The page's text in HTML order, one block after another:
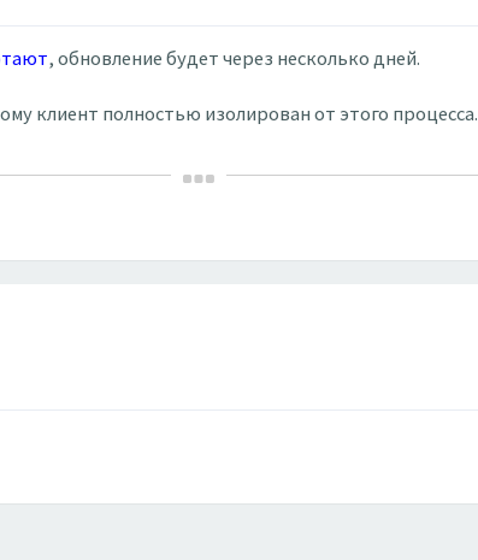
, обновление будет через несколько дней.
клиент полностью изолирован от этого процесса.